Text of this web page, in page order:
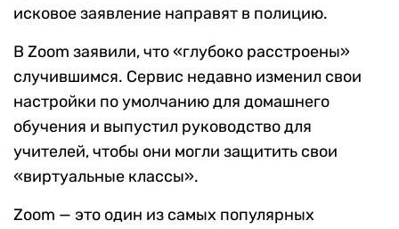
исковое заявление направят в полицию.
В Zoom заявили, что «глубоко расстроены»
случившимся. Сервис недавно изменил свои
настройки по умолчанию для домашнего
обучения и выпустил руководство для
учителей, чтобы они могли защитить свои
«виртуальные классы».
Zoom — это один из самых популярных